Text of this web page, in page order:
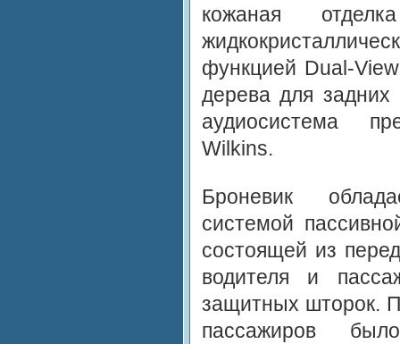
кожаная
функцией Dual-
дерева для задних
аудиосистема
Wilkins.
Броневик
системой
состоящей из
водителя и
защитных шторок.
пассажиров